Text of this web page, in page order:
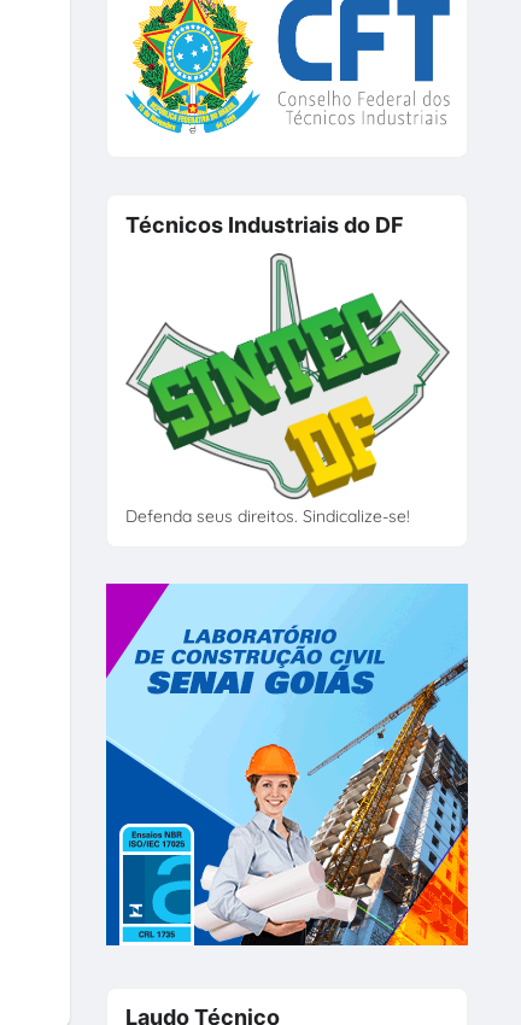
Técnicos Industriais do DF
Defenda seus direitos. Sindicalize-se!
Laudo Técnico